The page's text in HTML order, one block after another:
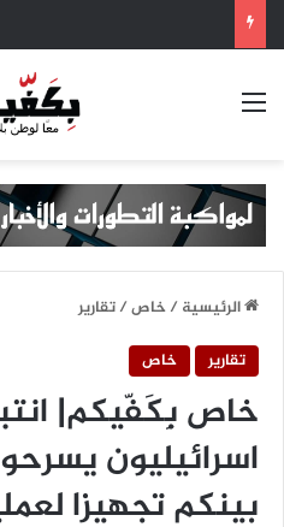
القائمة
الرئيسية/خاص/تقارير
تقارير
خاص
خاص بِكَفّيكم|
اسرائيليون
بينكم تجهيزا